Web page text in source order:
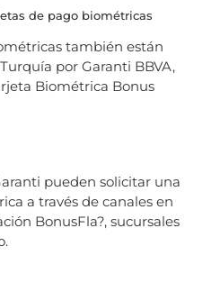
de pago biométricas
también están
por Garanti BBVA,
Biométrica Bonus
pueden solicitar una
a través de canales en
BonusFla?, sucursales